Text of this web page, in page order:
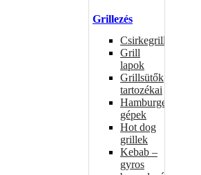
Grillezés
Csirkegrillek
Grill
lapok
Grillsütők
tartozékai
Hamburgerformázó
gépek
Hot dog
grillek
Kebab –
gyros